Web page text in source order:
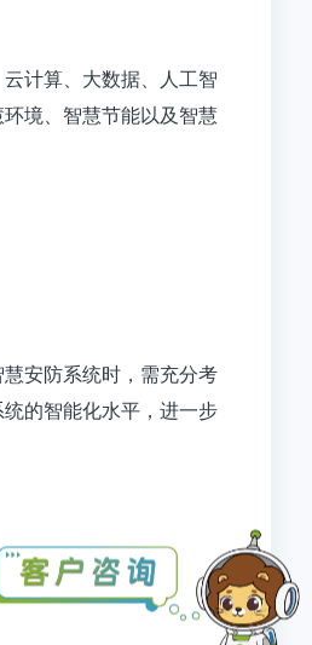
计算、大数据、人工智
境、智慧节能以及智慧
安防系统时，需充分考
的智能化水平，进一步